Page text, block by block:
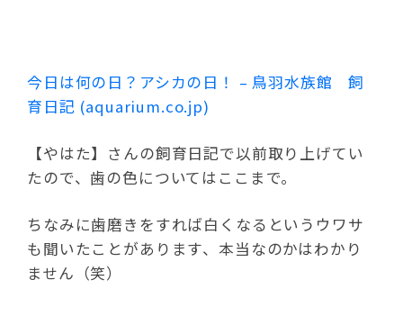
今日は何の日？アシカの日！ – 鳥羽水族館 飼
育日記 (aquarium.co.jp)
【やはた】さんの飼育日記で以前取り上げてい
たので、歯の色についてはここまで。
ちなみに歯磨きをすれば白くなるというウワサ
も聞いたことがあります、本当なのかはわかり
ません（笑）